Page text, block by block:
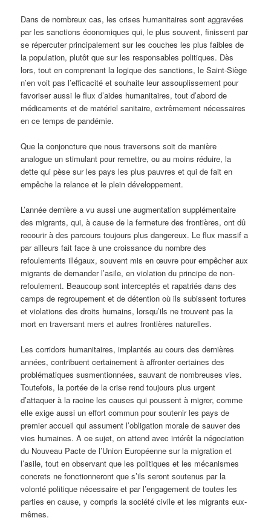
Dans de nombreux cas, les crises humanitaires sont aggravées
par les sanctions économiques qui, le plus souvent, finissent par
se répercuter principalement sur les couches les plus faibles de
la population, plutôt que sur les responsables politiques. Dès
lors, tout en comprenant la logique des sanctions, le Saint-Siège
n’en voit pas l’efficacité et souhaite leur assouplissement pour
favoriser aussi le flux d’aides humanitaires, tout d’abord de
médicaments et de matériel sanitaire, extrêmement nécessaires
en ce temps de pandémie.
Que la conjoncture que nous traversons soit de manière
analogue un stimulant pour remettre, ou au moins réduire, la
dette qui pèse sur les pays les plus pauvres et qui de fait en
empêche la relance et le plein développement.
L’année dernière a vu aussi une augmentation supplémentaire
des migrants, qui, à cause de la fermeture des frontières, ont dû
recourir à des parcours toujours plus dangereux. Le flux massif a
par ailleurs fait face à une croissance du nombre des
refoulements illégaux, souvent mis en œuvre pour empêcher aux
migrants de demander l’asile, en violation du principe de non-
refoulement. Beaucoup sont interceptés et rapatriés dans des
camps de regroupement et de détention où ils subissent tortures
et violations des droits humains, lorsqu’ils ne trouvent pas la
mort en traversant mers et autres frontières naturelles.
Les corridors humanitaires, implantés au cours des dernières
années, contribuent certainement à affronter certaines des
problématiques susmentionnées, sauvant de nombreuses vies.
Toutefois, la portée de la crise rend toujours plus urgent
d’attaquer à la racine les causes qui poussent à migrer, comme
elle exige aussi un effort commun pour soutenir les pays de
premier accueil qui assument l’obligation morale de sauver des
vies humaines. A ce sujet, on attend avec intérêt la négociation
du Nouveau Pacte de l’Union Européenne sur la migration et
l’asile, tout en observant que les politiques et les mécanismes
concrets ne fonctionneront que s’ils seront soutenus par la
volonté politique nécessaire et par l’engagement de toutes les
parties en cause, y compris la société civile et les migrants eux-
mêmes.